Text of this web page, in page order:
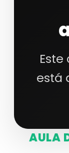
está
AULA